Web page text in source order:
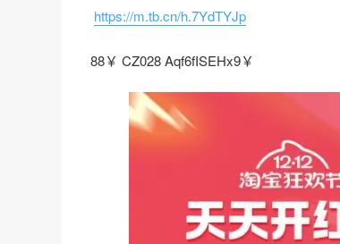
https://m.tb.cn/h.7YdTYJp
88￥ CZ028 Aqf6fISEHx9￥